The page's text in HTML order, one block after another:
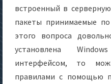
встроенный в
пакеты принимаемые
этого вопроса
установлена
интерфейсом, то
правилами с помощью